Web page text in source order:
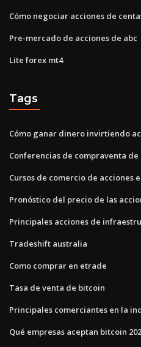
Cómo negociar acciones de
Pre-mercado de acciones de abc
Lite forex mt4
Tags
Cómo ganar dinero invirtiendo
Conferencias de compraventa de
Cursos de comercio de acciones
Pronóstico del precio de las
Principales acciones de
Tradeshift australia
Como comprar en etrade
Tasa de venta de bitcoin
Principales comerciantes en la
Qué empresas aceptan bitcoin